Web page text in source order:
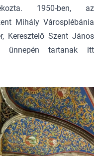
1950-ben, az
Mihály Városplébánia
Keresztelő Szent János
ünnepén tartanak itt